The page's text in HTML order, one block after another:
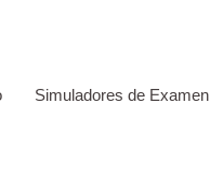
Simuladores de Examen